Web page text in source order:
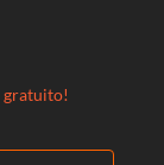
gratuito!